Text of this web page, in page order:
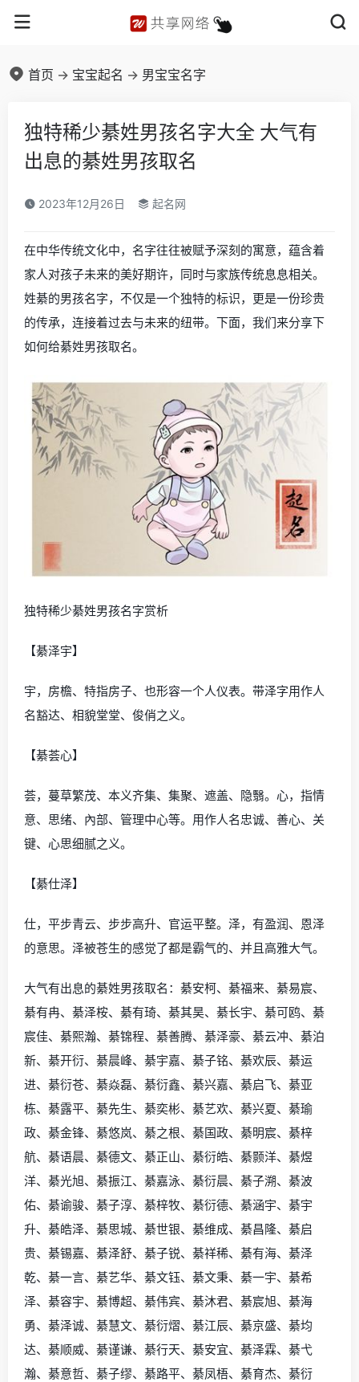
首页 -> 宝宝起名 -> 男宝宝名字
独特稀少綦姓男孩名字大全 大气有
出息的綦姓男孩取名
2023年12月26日 起名网
在中华传统文化中，名字往往被赋予深刻的寓意，蕴含着
家人对孩子未来的美好期许，同时与家族传统息息相关。
姓綦的男孩名字，不仅是一个独特的标识，更是一份珍贵
的传承，连接着过去与未来的纽带。下面，我们来分享下
如何给綦姓男孩取名。
独特稀少綦姓男孩名字赏析
【綦泽宇】
宇，房檐、特指房子、也形容一个人仪表。带泽字用作人
名豁达、相貌堂堂、俊俏之义。
【綦荟心】
荟，蔓草繁茂、本义齐集、集聚、遮盖、隐翳。心，指情
意、思绪、內部、管理中心等。用作人名忠诚、善心、关
键、心思细腻之义。
【綦仕泽】
仕，平步青云、步步高升、官运平整。泽，有盈润、恩泽
的意思。泽被苍生的感觉了都是霸气的、并且高雅大气。
大气有出息的綦姓男孩取名：綦安柯、綦福来、綦易宸、
綦有冉、綦泽桉、綦有琦、綦其昊、綦长宇、綦可鸥、綦
宸佳、綦熙瀚、綦锦程、綦善腾、綦泽豪、綦云冲、綦泊
新、綦开衍、綦晨峰、綦宇嘉、綦子铭、綦欢辰、綦运
进、綦衍苍、綦焱磊、綦衍鑫、綦兴嘉、綦启飞、綦亚
栋、綦露平、綦先生、綦奕彬、綦艺欢、綦兴夏、綦瑜
政、綦金锋、綦悠岚、綦之根、綦国政、綦明宸、綦梓
航、綦语晨、綦德文、綦正山、綦衍皓、綦颢洋、綦煜
洋、綦光旭、綦振江、綦嘉泳、綦衍晨、綦子溯、綦波
佑、綦谕骏、綦子淳、綦梓牧、綦衍德、綦涵宇、綦宇
升、綦皓泽、綦思城、綦世银、綦维成、綦昌隆、綦启
贵、綦锡嘉、綦泽舒、綦子锐、綦祥稀、綦有海、綦泽
乾、綦一言、綦艺华、綦文钰、綦文秉、綦一宇、綦希
泽、綦容宇、綦博超、綦伟宾、綦沐君、綦宸旭、綦海
勇、綦泽诚、綦慧文、綦衍熠、綦江辰、綦京盛、綦均
达、綦顺威、綦谨谦、綦行天、綦安宜、綦泽霖、綦弋
瀚、綦意哲、綦子缪、綦路平、綦凤梧、綦育杰、綦衍